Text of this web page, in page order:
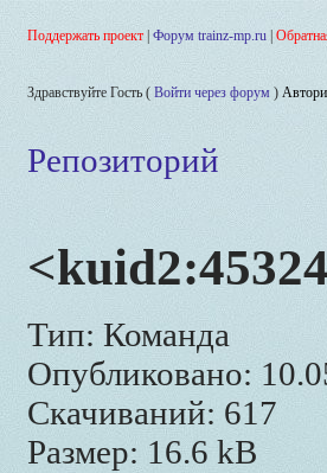
Поддержать проект Форум trainz-mp.ru
Здравствуйте Гость ( Войти через форум )
Репозиторий
Тип: Команда
Опубликовано:
Скачиваний: 617
Размер: 16.6 kB